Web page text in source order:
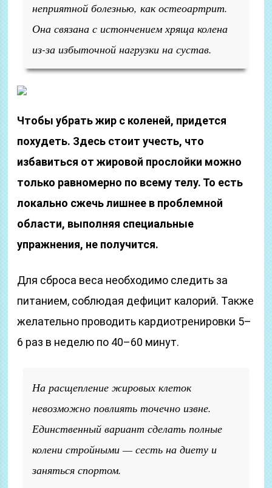
неприятной болезнью, как остеоартрит.
Она связана с истончением хряща колена
из-за избыточной нагрузки на сустав.
Чтобы убрать жир с коленей, придется
похудеть. Здесь стоит учесть, что
избавиться от жировой прослойки можно
только равномерно по всему телу. То есть
локально сжечь лишнее в проблемной
области, выполняя специальные
упражнения, не получится.
Для сброса веса необходимо следить за
питанием, соблюдая дефицит калорий. Также
желательно проводить кардиотренировки 5–
6 раз в неделю по 40–60 минут.
На расщепление жировых клеток
невозможно повлиять точечно извне.
Единственный вариант сделать полные
колени стройными — сесть на диету и
заняться спортом.